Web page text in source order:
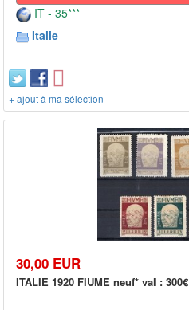
IT - 35***
Italie
+ ajout à ma sélection
30,00 EUR
ITALIE 1920 FIUME neuf* val : 300€